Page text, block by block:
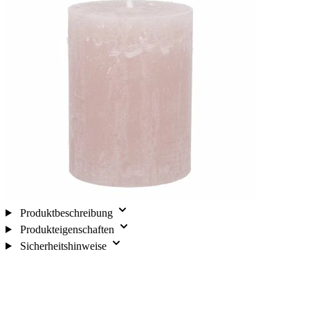
Produktbeschreibung
Produkteigenschaften
Sicherheitshinweise